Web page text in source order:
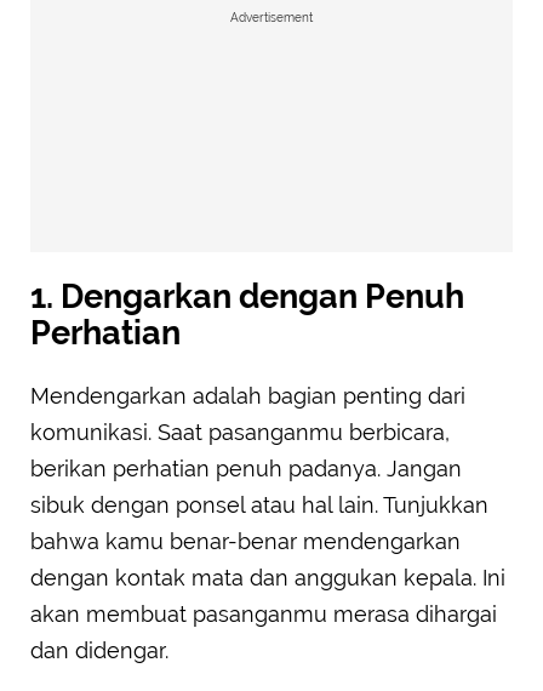
Advertisement
1. Dengarkan dengan Penuh
Perhatian
Mendengarkan adalah bagian penting dari
komunikasi. Saat pasanganmu berbicara,
berikan perhatian penuh padanya. Jangan
sibuk dengan ponsel atau hal lain. Tunjukkan
bahwa kamu benar-benar mendengarkan
dengan kontak mata dan anggukan kepala. Ini
akan membuat pasanganmu merasa dihargai
dan didengar.